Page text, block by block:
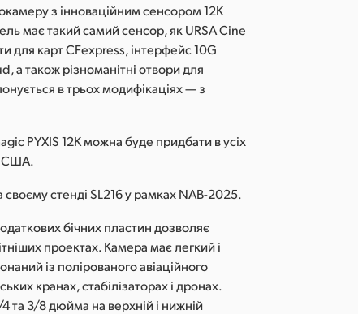
з інноваційним сенсором 12K
має такий самий сенсор, як URSA Cine
для карт CFexpress, інтерфейс 10G
а також різноманітні отвори для
в трьох модифікаціях — з
PYXIS 12K можна буде придбати в усіх
США.
стенді SL216 у рамках NAB-2025.
бічних пластин дозволяє
проектах. Камера має легкий і
із полірованого авіаційного
кранах, стабілізаторах і дронах.
та 3/8 дюйма на верхній і нижній